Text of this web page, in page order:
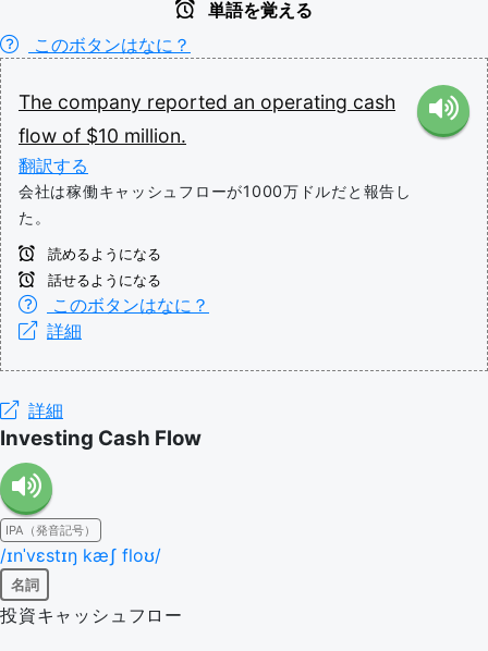
単語を覚える
このボタンはなに？
The company reported an operating cash
flow of $10 million.
翻訳する
会社は稼働キャッシュフローが1000万ドルだと報告し
た。
読めるようになる
話せるようになる
このボタンはなに？
詳細
詳細
Investing Cash Flow
IPA（発音記号）
/ɪnˈvɛstɪŋ kæʃ floʊ/
名詞
投資キャッシュフロー